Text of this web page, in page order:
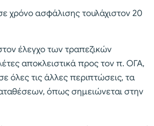
χρόνο ασφάλισης τουλάχιστον 20
έλεγχο των τραπεζικών
αποκλειστικά προς τον π. ΟΓΑ,
όλες τις άλλες περιπτώσεις, τα
όπως σημειώνεται στην